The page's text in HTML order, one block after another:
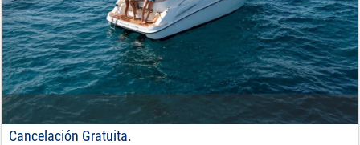
Cancelación Gratuita.